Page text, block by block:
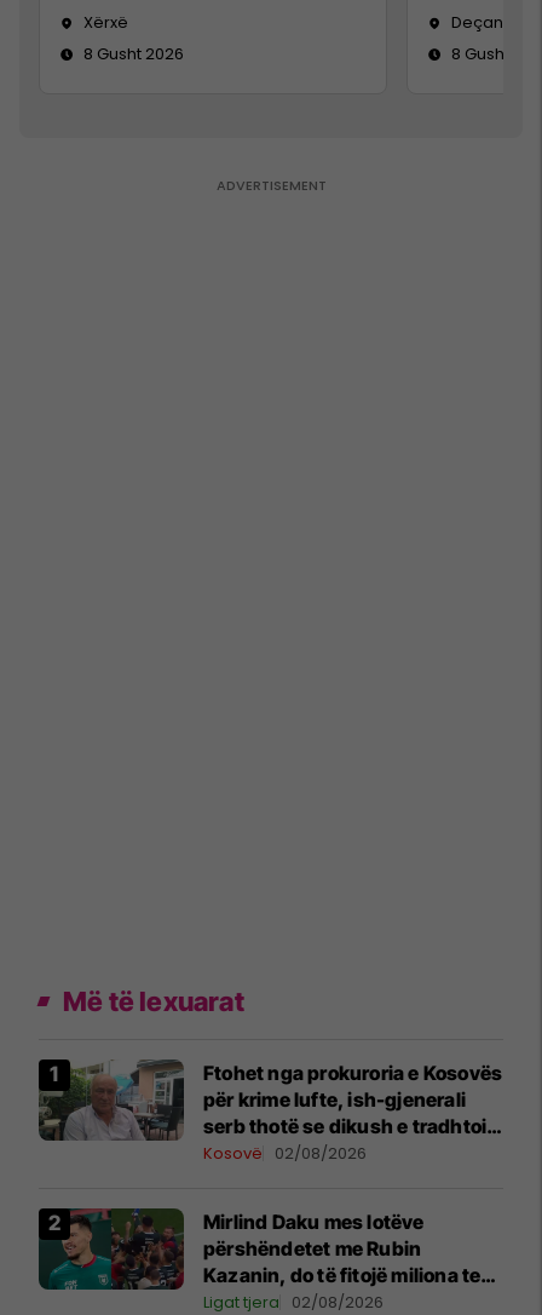
Xërxë
8 Gusht 2026
Deçan
8 Gusht
Më të lexuarat
Ftohet nga prokuroria e Kosovës
për krime lufte, ish-gjenerali
serb thotë se dikush e tradhtoi
në Beograd
Kosovë 02/08/2026
Mirlind Daku mes lotëve
përshëndetet me Rubin
Kazanin, do të fitojë miliona te
Spartak Moska
Ligat tjera 02/08/2026